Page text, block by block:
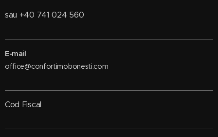
sau +40 741 024 560
E-mail
office@confortimobonesti.com
Cod Fiscal